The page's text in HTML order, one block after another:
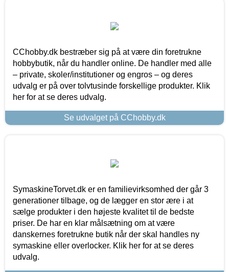
CChobby.dk bestræber sig på at være din foretrukne
hobbybutik, når du handler online. De handler med alle
– private, skoler/institutioner og engros – og deres
udvalg er på over tolvtusinde forskellige produkter. Klik
her for at se deres udvalg.
Se udvalget på CChobby.dk
SymaskineTorvet.dk er en familievirksomhed der går 3
generationer tilbage, og de lægger en stor ære i at
sælge produkter i den højeste kvalitet til de bedste
priser. De har en klar målsætning om at være
danskernes foretrukne butik når der skal handles ny
symaskine eller overlocker. Klik her for at se deres
udvalg.